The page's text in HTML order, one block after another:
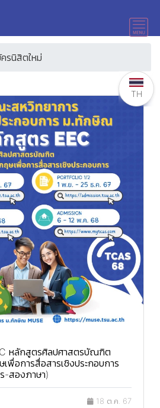
รนิสิตใหม่
หลักสูตรศิลปศาสตรบัณฑิต
พื่อการสื่อสารเชิงประกอบการ
-สองภาษา)
18 ต.ค. 67
TH